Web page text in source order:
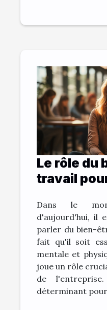
Le rôle du
travail
Dans le
d'aujourd'hui, il
parler du bien-
fait qu'il soit
mentale et
joue un rôle
de
déterminant